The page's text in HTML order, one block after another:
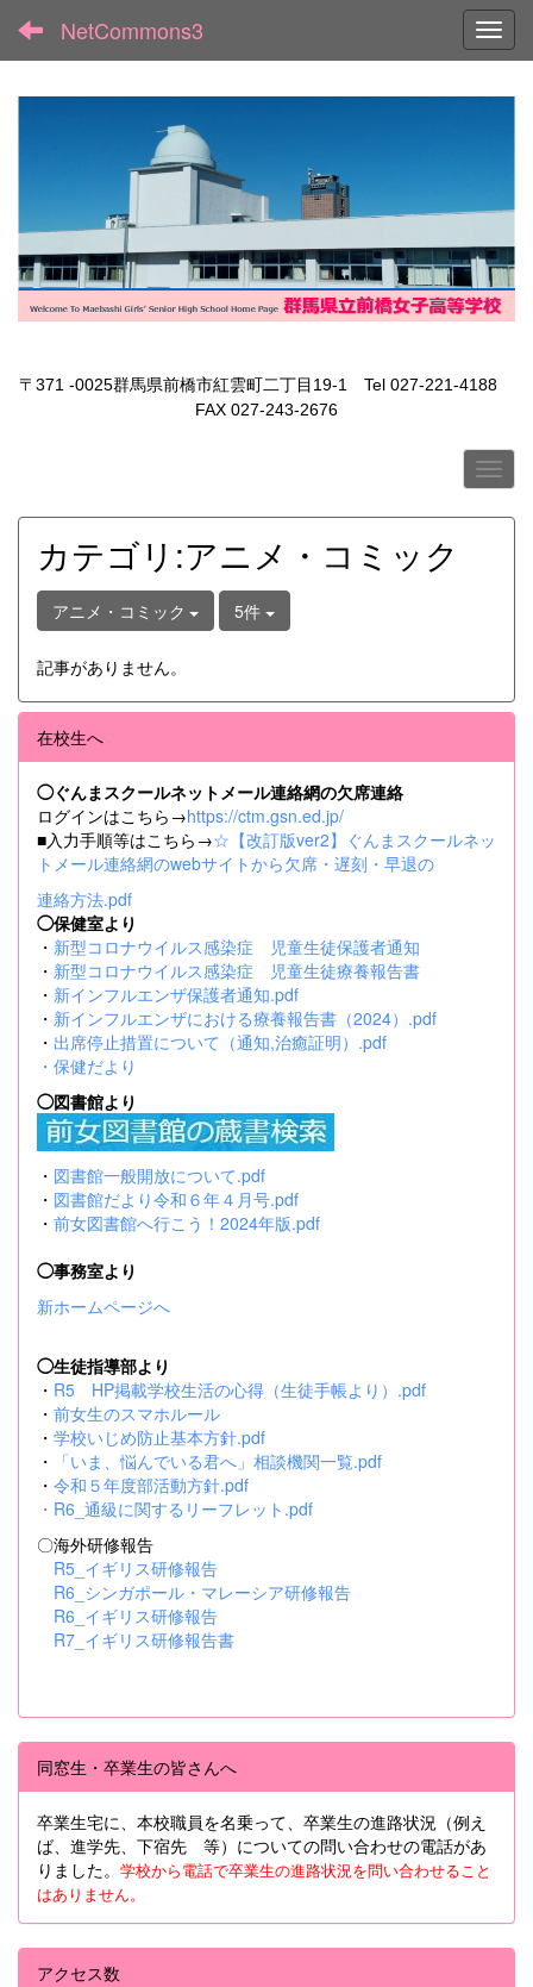
NetCommons3
〒371 -0025群馬県前橋市紅雲町二丁目19-1 Tel 027-221-4188
FAX 027-243-2676
カテゴリ:アニメ・コミック
アニメ・コミック 5件
記事がありません。
在校生へ
◯ぐんまスクールネットメール連絡網の欠席連絡
ログインはこちら→https://ctm.gsn.ed.jp/
■入力手順等はこちら→☆【改訂版ver2】ぐんまスクールネッ
トメール連絡網のwebサイトから欠席・遅刻・早退の
連絡方法.pdf
◯保健室より
・ 新型コロナウイルス感染症 児童生徒保護者通知
・ 新型コロナウイルス感染症 児童生徒療養報告書
・ 新インフルエンザ保護者通知.pdf
・ 新インフルエンザにおける療養報告書（2024）.pdf
・ 出席停止措置について（通知,治癒証明）.pdf
・ 保健だより
◯図書館より
・ 図書館一般開放について.pdf
・ 図書館だより令和６年４月号.pdf
・ 前女図書館へ行こう！2024年版.pdf
◯事務室より
新ホームページへ
◯生徒指導部より
・ R5 HP掲載学校生活の心得（生徒手帳より）.pdf
・ 前女生のスマホルール
・ 学校いじめ防止基本方針.pdf
・
「いま、悩んでいる君へ」相談機関一覧.pdf
・ 令和５年度部活動方針.pdf
・ R6_通級に関するリーフレット.pdf
〇海外研修報告
R5_イギリス研修報告
R6_シンガポール・マレーシア研修報告
R6_イギリス研修報告
R7_イギリス研修報告書
同窓生・卒業生の皆さんへ
卒業生宅に、本校職員を名乗って、卒業生の進路状況（例え
ば、進学先、下宿先 等）についての問い合わせの電話があ
りました。 学校から電話で卒業生の進路状況を問い合わせること
はありません。
アクセス数